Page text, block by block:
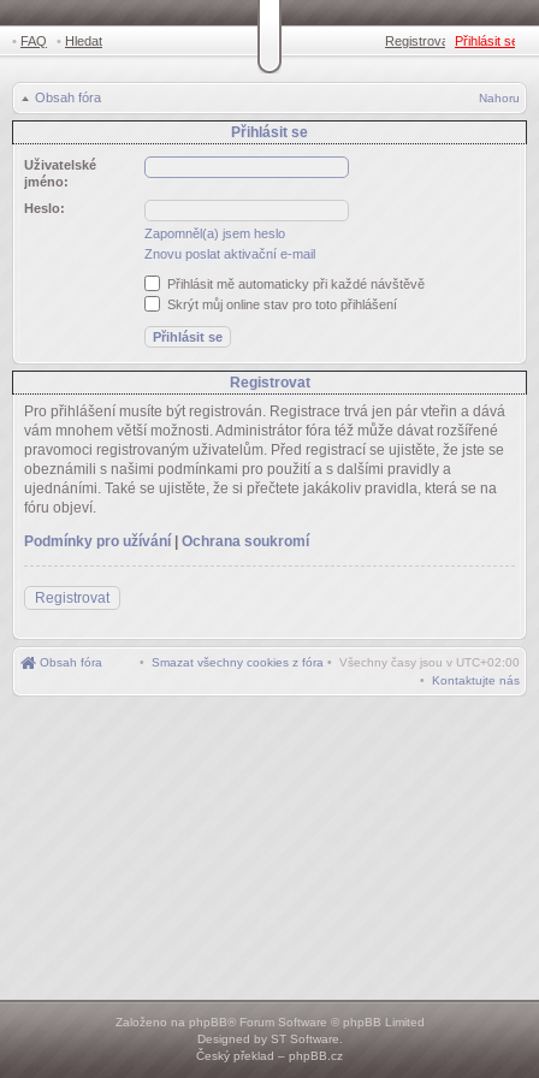
• FAQ • Hledat Registrovat •
Přihlásit se
Obsah fóra Nahoru
Přihlásit se
Uživatelské
jméno:
Heslo:
Zapomněl(a) jsem heslo
Znovu poslat aktivační e-mail
Přihlásit mě automaticky při každé návštěvě
Skrýt můj online stav pro toto přihlášení
Registrovat
Pro přihlášení musíte být registrován. Registrace trvá jen pár vteřin a dává
vám mnohem větší možnosti. Administrátor fóra též může dávat rozšířené
pravomoci registrovaným uživatelům. Před registrací se ujistěte, že jste se
obeznámili s našimi podmínkami pro použití a s dalšími pravidly a
ujednáními. Také se ujistěte, že si přečtete jakákoliv pravidla, která se na
fóru objeví.
Podmínky pro užívání
Ochrana soukromí
Registrovat
Obsah fóra • Všechny časy jsou v UTC+02:00
• Smazat všechny cookies z fóra
• Kontaktujte nás
Založeno na phpBB® Forum Software © phpBB Limited
Designed by ST Software
Český překlad – phpBB.cz